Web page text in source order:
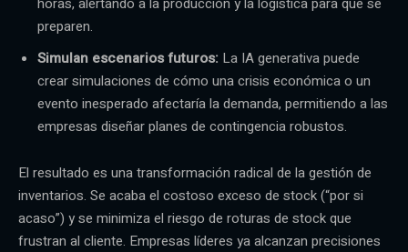
preparen.
Simulan escenarios futuros: La IA generativa puede
crear simulaciones de cómo una crisis económica o un
evento inesperado afectaría la demanda, permitiendo a las
empresas diseñar planes de contingencia robustos.
El resultado es una transformación radical de la gestión de
inventarios. Se acaba el costoso exceso de stock (“por si
acaso”) y se minimiza el riesgo de roturas de stock que
frustran al cliente. Empresas líderes ya alcanzan precisiones